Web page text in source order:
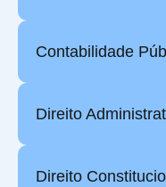
Contabilidade
Direito
Direito